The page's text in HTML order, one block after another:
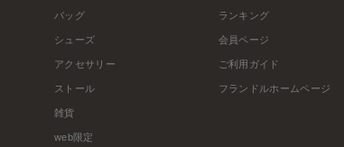
バッグ
シューズ
アクセサリー
ストール
雑貨
web限定
ランキング
会員ページ
ご利用ガイド
フランドルホームページ